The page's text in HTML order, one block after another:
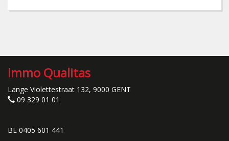
Immo Qualitas
Lange Violettestraat 132, 9000 GENT
09 329 01 01
BE 0405 601 441